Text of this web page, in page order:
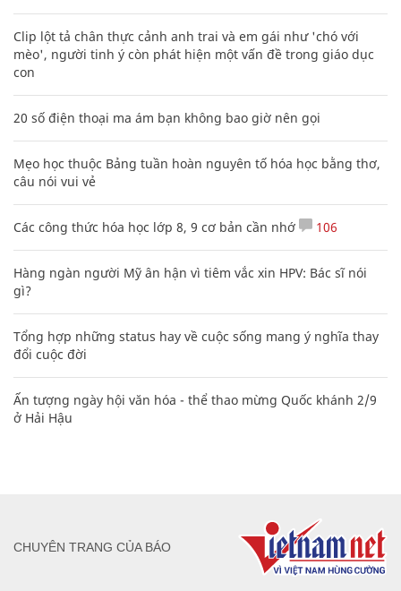
Clip lột tả chân thực cảnh anh trai và em gái như 'chó với
mèo', người tinh ý còn phát hiện một vấn đề trong giáo dục
con
20 số điện thoại ma ám bạn không bao giờ nên gọi
Mẹo học thuộc Bảng tuần hoàn nguyên tố hóa học bằng thơ,
câu nói vui vẻ
Các công thức hóa học lớp 8, 9 cơ bản cần nhớ 106
Hàng ngàn người Mỹ ân hận vì tiêm vắc xin HPV: Bác sĩ nói
gì?
Tổng hợp những status hay về cuộc sống mang ý nghĩa thay
đổi cuộc đời
Ấn tượng ngày hội văn hóa - thể thao mừng Quốc khánh 2/9
ở Hải Hậu
CHUYÊN TRANG CỦA BÁO